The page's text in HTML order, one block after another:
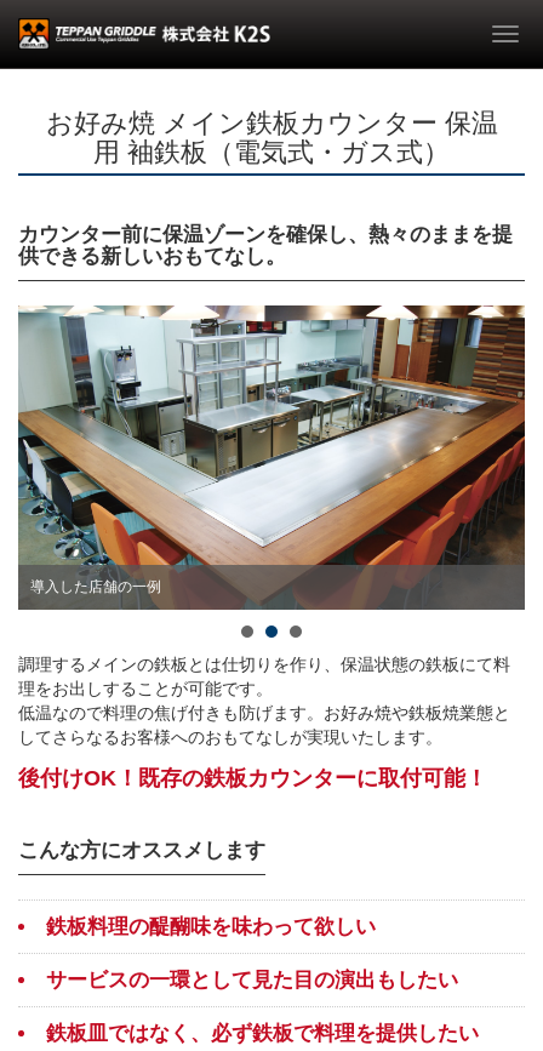
お好み焼 メイン鉄板カウンター 保温
用 袖鉄板（電気式・ガス式）
カウンター前に保温ゾーンを確保し、熱々のままを提
供できる新しいおもてなし。
導入した店舗の一例
調理するメインの鉄板とは仕切りを作り、保温状態の鉄板にて料
理をお出しすることが可能です。
低温なので料理の焦げ付きも防げます。お好み焼や鉄板焼業態と
してさらなるお客様へのおもてなしが実現いたします。
後付けOK！既存の鉄板カウンターに取付可能！
こんな方にオススメします
鉄板料理の醍醐味を味わって欲しい
サービスの一環として見た目の演出もしたい
鉄板皿ではなく、必ず鉄板で料理を提供したい